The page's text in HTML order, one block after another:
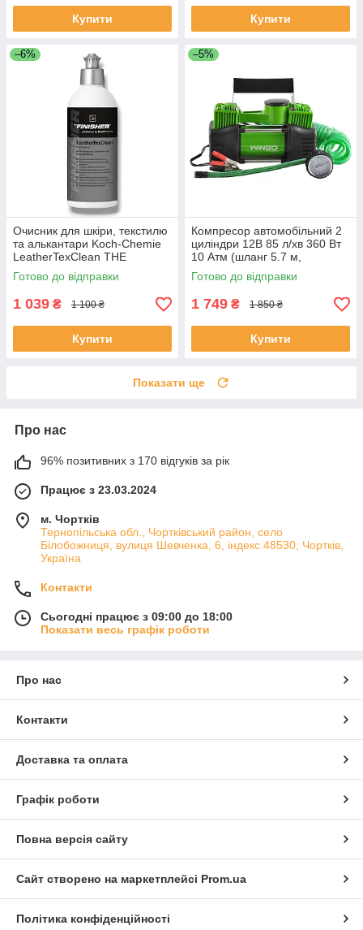
Купити Купити
–6%
Очисник для шкіри, текстилю
та алькантари Koch-Chemie
LeatherTexClean THE
FINISHER 500 мл
Готово до відправки
1 039 ₴ 1 100 ₴
Купити
–5%
Компресор автомобільний 2
циліндри 12В 85 л/хв 360 Вт
10 Атм (шланг 5.7 м,
дефлятор)
Готово до відправки
1 749 ₴ 1 850 ₴
Купити
Показати ще
Про нас
96% позитивних з 170 відгуків за рік
Працює з 23.03.2024
м. Чортків
Тернопільська обл., Чортківський район, село
Білобожниця, вулиця Шевченка, 6, індекс 48530, Чортків,
Україна
Контакти
Сьогодні працює з 09:00 до 18:00
Показати весь графік роботи
Про нас
Контакти
Доставка та оплата
Графік роботи
Повна версія сайту
Сайт створено на маркетплейсі Prom.ua
Політика конфіденційності